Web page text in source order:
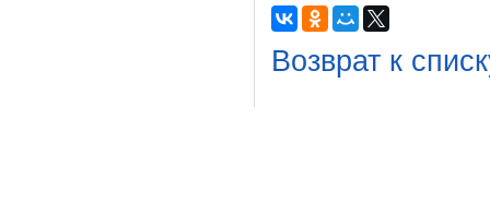
Возврат к